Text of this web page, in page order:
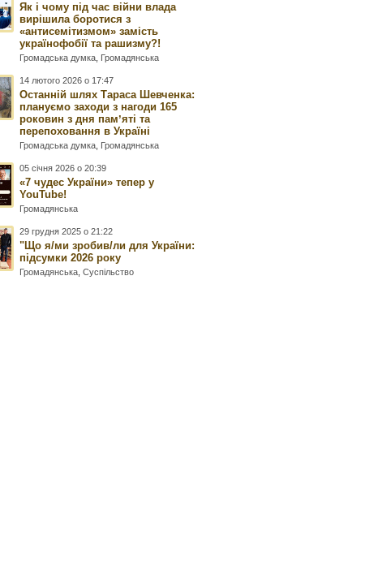
Як і чому під час війни влада
вирішила боротися з
«антисемітизмом» замість
українофобії та рашизму?!
Громадська думка Громадянська
14 лютого 2026 о 17:47
Останній шлях Тараса Шевченка:
плануємо заходи з нагоди 165
роковин з дня памʼяті та
перепоховання в Україні
Громадська думка Громадянська
05 січня 2026 о 20:39
«7 чудес України» тепер у
YouTube!
Громадянська
29 грудня 2025 о 21:22
"Що я/ми зробив/ли для України:
підсумки 2026 року
Громадянська ,Суспільство